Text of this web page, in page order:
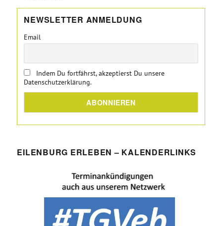
NEWSLETTER ANMELDUNG
Email
Indem Du fortfährst, akzeptierst Du unsere
Datenschutzerklärung.
EILENBURG ERLEBEN – KALENDERLINKS